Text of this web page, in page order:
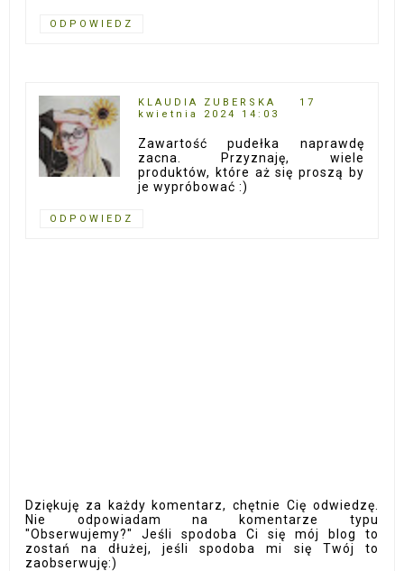
ODPOWIEDZ
KLAUDIA ZUBERSKA
17
kwietnia 2024 14:03
Zawartość pudełka naprawdę
zacna. Przyznaję, wiele
produktów, które aż się proszą by
je wypróbować :)
ODPOWIEDZ
Dziękuję za każdy komentarz, chętnie Cię odwiedzę.
Nie odpowiadam na komentarze typu
"Obserwujemy?" Jeśli spodoba Ci się mój blog to
zostań na dłużej, jeśli spodoba mi się Twój to
zaobserwuję:)